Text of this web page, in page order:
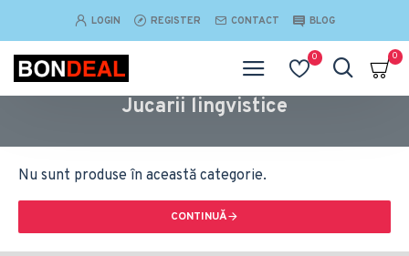
LOGIN REGISTER CONTACT BLOG
0 0
Jucarii lingvistice
Nu sunt produse în această categorie.
CONTINUĂ